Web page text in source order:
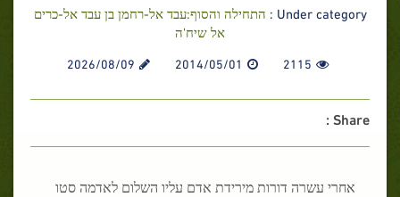
Under category :
התחילה והסוף:עבד אל-רחמן בן עבד אל-כרים
אל שיח'ה
2115
2014/05/01
2026/08/09
Share :
אחרי עשרה דורות מירידת אדם עליו השלום לאדמה סטו